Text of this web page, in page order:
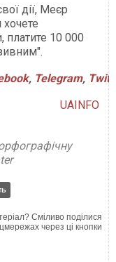
дії, Меєр
платите 10 000
, Telegram,
UAINFO
Сміливо поділися
через ці кнопки